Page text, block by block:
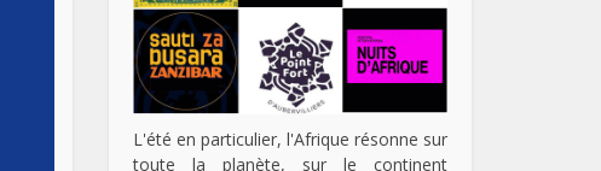
L'été en particulier, l'Afrique résonne sur
toute la planète, sur le continent